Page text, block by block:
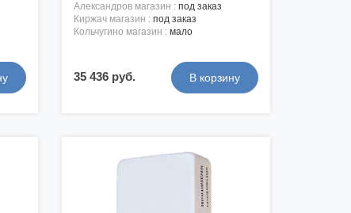
александров магазин :под заказ
киржач магазин :под заказ
кольчугино магазин :мало
35 436 руб.